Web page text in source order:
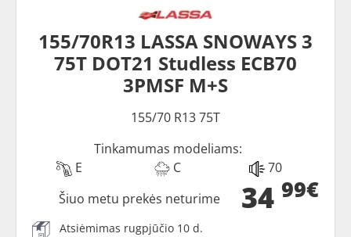
155/70R13 LASSA SNOWAYS 3
75T DOT21 Studless ECB70
3PMSF M+S
155/70 R13 75T
Tinkamumas modeliams:
E
C 70
34 99€
Šiuo metu prekės neturime
Atsiėmimas rugpjūčio 10 d.